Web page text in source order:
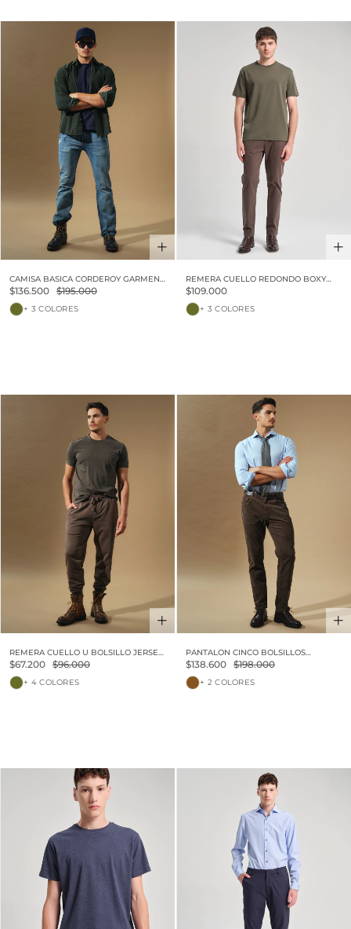
CAMISA BASICA CORDEROY GARMENT
DYE VINTAGE
$136.500 $195.000
+ 3 COLORES
REMERA CUELLO REDONDO BOXY
LUXURY TOUCH
$109.000
+ 3 COLORES
REMERA CUELLO U BOLSILLO JERSEY
PESADO VINTAGE
$67.200 $96.000
+ 4 COLORES
PANTALON CINCO BOLSILLOS
CORDEROY VINTAGE
$138.600 $198.000
+ 2 COLORES